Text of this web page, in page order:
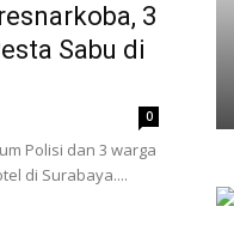
3
Sabu di
0
Polisi dan 3 warga
di Surabaya....